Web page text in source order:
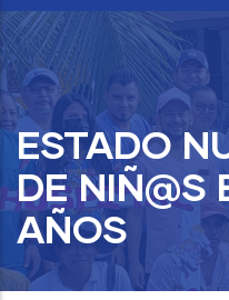
ESTADO
DE NIÑ@S
AÑOS